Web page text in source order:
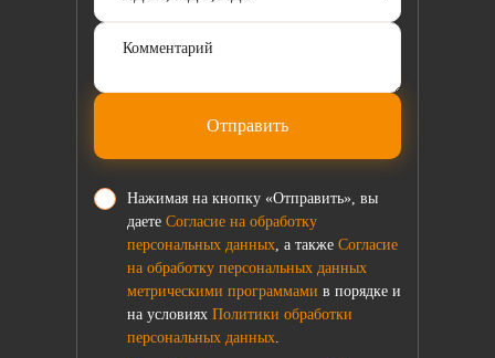
Отправить
Нажимая на кнопку «Отправить», вы
даете Согласие на обработку
персональных данных, а также Согласие
на обработку персональных данных
метрическими программами в порядке и
на условиях Политики обработки
персональных данных.